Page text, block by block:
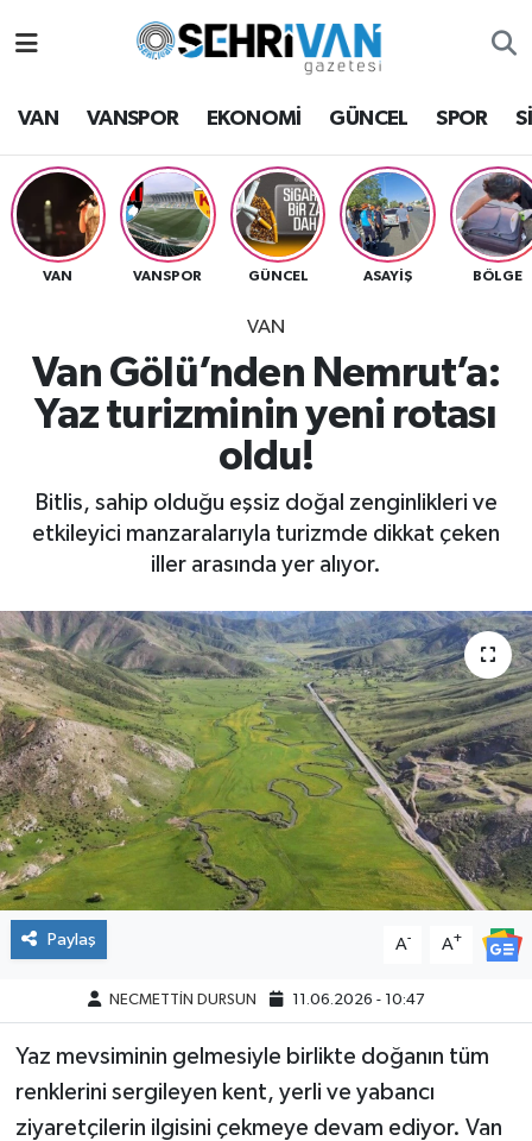
VAN VANSPOR EKONOMİ GÜNCEL SPOR
VAN VANSPOR GÜNCEL ASAYİŞ BÖLGE
VAN
Van Gölü’nden Nemrut’a:
Yaz turizminin yeni rotası
oldu!
Bitlis, sahip olduğu eşsiz doğal zenginlikleri ve
etkileyici manzaralarıyla turizmde dikkat çeken
iller arasında yer alıyor.
Paylaş A- A+
NECMETTİN DURSUN 11.06.2026 - 10:47
Yaz mevsiminin gelmesiyle birlikte doğanın tüm
renklerini sergileyen kent, yerli ve yabancı
ziyaretçilerin ilgisini çekmeye devam ediyor. Van
Van Hava Durumu
VAN Namaz Vakitleri
Van Trafik Yoğunluk Haritası
Süper Lig Puan Durumu ve Fikstür
Tüm Manşetler
Son Dakika Haberleri
Haber Arşivi